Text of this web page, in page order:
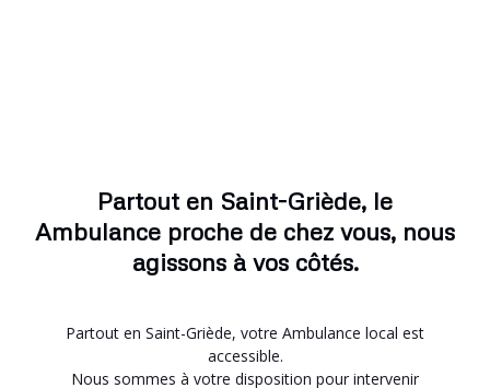
Partout en Saint-Griède, le
Ambulance proche de chez vous, nous
agissons à vos côtés.
Partout en Saint-Griède, votre Ambulance local est
accessible.
Nous sommes à votre disposition pour intervenir